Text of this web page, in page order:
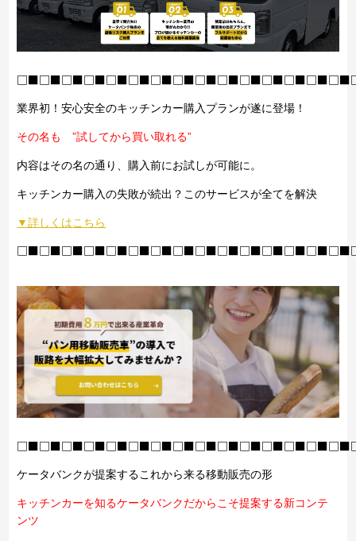
業界初！安心安全のキッチンカー購入プランが遂に登場！
その名も ”試してから買い取れる”
内容はその名の通り、購入前にお試しが可能に。
キッチンカー購入の失敗が続出？このサービスが全てを解決
▼詳しくはこちら
ケータバンクが提案するこれから来る移動販売の形
キッチンカーを知るケータバンクだからこそ提案する新コンテ
ンツ